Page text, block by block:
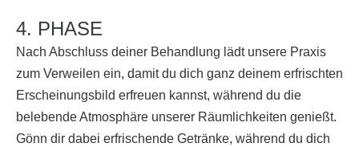
4. PHASE
Nach Abschluss deiner Behandlung lädt unsere Praxis
zum Verweilen ein, damit du dich ganz deinem erfrischten
Erscheinungsbild erfreuen kannst, während du die
belebende Atmosphäre unserer Räumlichkeiten genießt.
Gönn dir dabei erfrischende Getränke, während du dich